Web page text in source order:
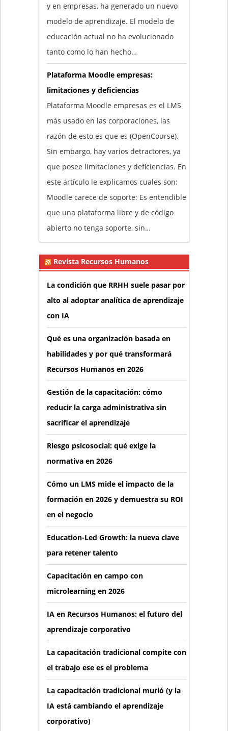
y en empresas, ha generado un nuevo
modelo de aprendizaje. El modelo de
educación actual no ha evolucionado
tanto como lo han hecho…
Plataforma Moodle empresas:
limitaciones y deficiencias
Plataforma Moodle empresas es el LMS
más usado en las corporaciones, las
razón de esto es que es (OpenCourse).
Sin embargo, hay varios detractores, ya
que posee limitaciones y deficiencias. En
este artículo le explicamos cuales son:
Moodle carece de soporte: Es entendible
que una plataforma libre y de código
abierto no tenga soporte, sin…
Revista Recursos Humanos
La condición que RRHH suele pasar por
alto al adoptar analítica de aprendizaje
con IA
Qué es una organización basada en
habilidades y por qué transformará
Recursos Humanos en 2026
Gestión de la capacitación: cómo
reducir la carga administrativa sin
sacrificar el aprendizaje
Riesgo psicosocial: qué exige la
normativa en 2026
Cómo un LMS mide el impacto de la
formación en 2026 y demuestra su ROI
en el negocio
Education-Led Growth: la nueva clave
para retener talento
Capacitación en campo con
microlearning en 2026
IA en Recursos Humanos: el futuro del
aprendizaje corporativo
La capacitación tradicional compite con
el trabajo ese es el problema
La capacitación tradicional murió (y la
IA está cambiando el aprendizaje
corporativo)